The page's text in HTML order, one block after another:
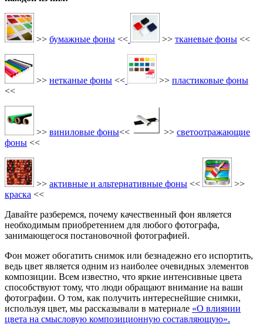
>> бумажные фоны << >> тканевые фоны <<
>> нетканые фоны << >> пластиковые фоны
<<
>> виниловые фоны<< >> светоотражающие
фоны <<
>> активные и альтернативные фоны <<
>>
краска <<
Давайте разберемся, почему качественный фон является
необходимым приобретением для любого фотографа,
занимающегося постановочной фотографией.
Фон может обогатить снимок или безнадежно его испортить,
ведь цвет является одним из наиболее очевидных элементов
композиции. Всем известно, что яркие интенсивные цвета
способствуют тому, что люди обращают внимание на ваши
фотографии. О том, как получить интереснейшие снимки,
используя цвет, мы рассказывали в материале «О влиянии
цвета на смысловую композиционную составляющую».